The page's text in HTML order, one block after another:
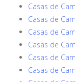
Casas de
Casas de
Casas de
Casas de
Casas de
Casas de